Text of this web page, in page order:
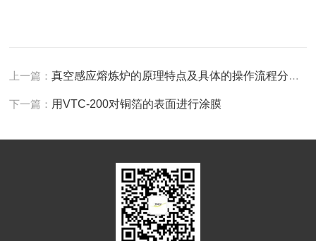
上一篇：真空感应熔炼炉的原理特点及具体的操作流程分析介绍
下一篇： 用VTC-200对铜箔的表面进行涂膜